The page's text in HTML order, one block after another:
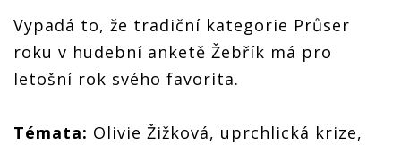
Vypadá to, že tradiční kategorie Průser
roku v hudební anketě Žebřík má pro
letošní rok svého favorita.
Témata: Olivie Žižková, uprchlická krize,